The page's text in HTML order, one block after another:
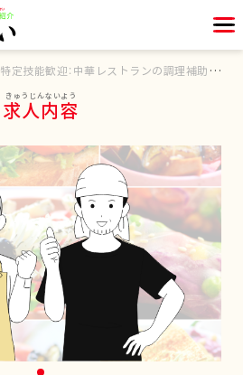
特定技能歓迎：中華レストランの調理補助スタッフ
求人内容